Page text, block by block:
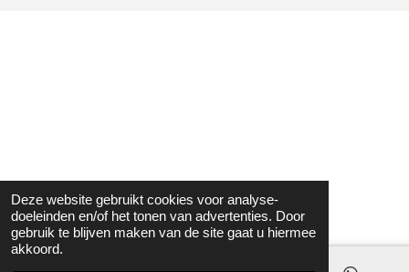
Deze website gebruikt cookies voor analyse-
doeleinden en/of het tonen van advertenties. Door
gebruik te blijven maken van de site gaat u hiermee
akkoord.